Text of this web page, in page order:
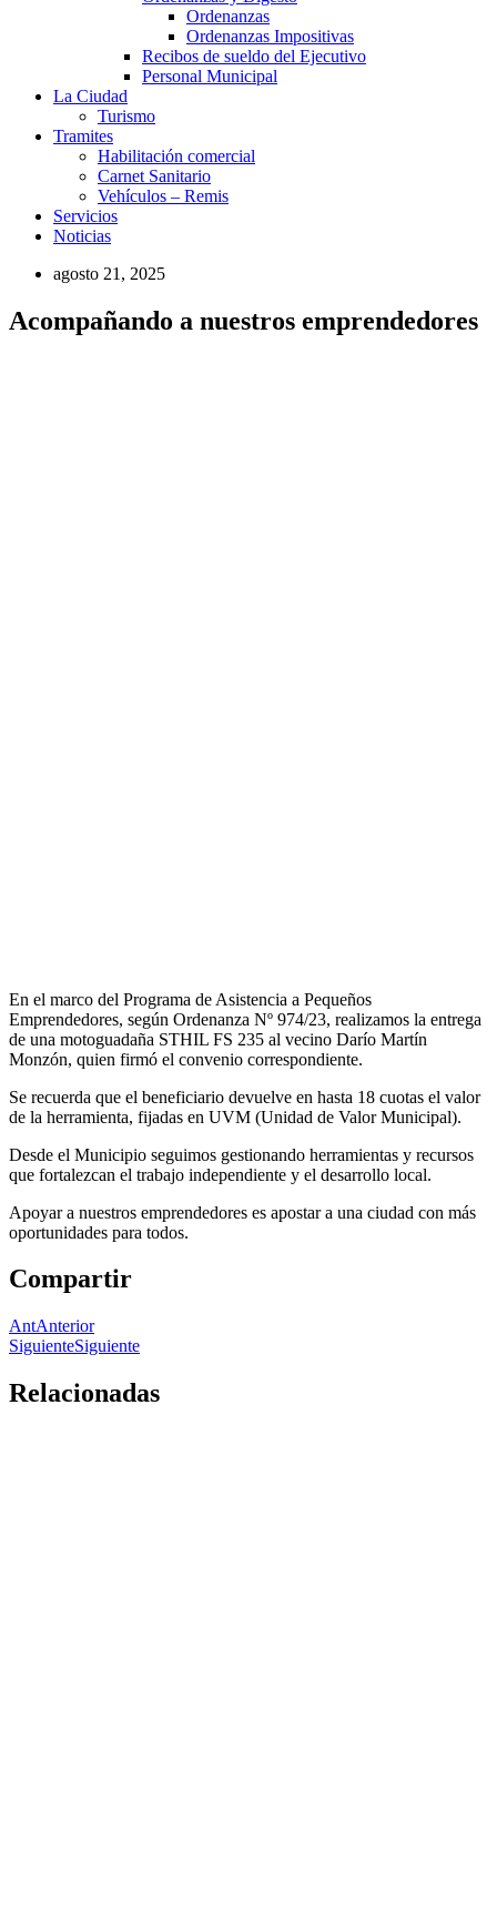
Ordenanzas
Ordenanzas Impositivas
Recibos de sueldo del Ejecutivo
Personal Municipal
La Ciudad
Turismo
Tramites
Habilitación comercial
Carnet Sanitario
Vehículos – Remis
Servicios
Noticias
agosto 21, 2025
Acompañando a nuestros emprendedores
En el marco del Programa de Asistencia a Pequeños
Emprendedores, según Ordenanza Nº 974/23, realizamos la entrega
de una motoguadaña STHIL FS 235 al vecino Darío Martín
Monzón, quien firmó el convenio correspondiente.
Se recuerda que el beneficiario devuelve en hasta 18 cuotas el valor
de la herramienta, fijadas en UVM (Unidad de Valor Municipal).
Desde el Municipio seguimos gestionando herramientas y recursos
que fortalezcan el trabajo independiente y el desarrollo local.
Apoyar a nuestros emprendedores es apostar a una ciudad con más
oportunidades para todos.
Compartir
AntAnterior
SiguienteSiguiente
Relacionadas